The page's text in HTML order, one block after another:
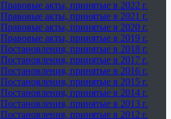
Правовые акты, принятые в 2022 г.
Правовые акты, принятые в 2021 г.
Правовые акты, принятые в 2020 г.
Правовые акты, принятые в 2019 г.
Постановления, принятые в 2018 г.
Постановления, принятые в 2017 г.
Постановления, принятые в 2016 г.
Постановления, принятые в 2015 г.
Постановления, принятые в 2014 г.
Постановления, принятые в 2013 г.
Постановления, принятые в 2012 г.